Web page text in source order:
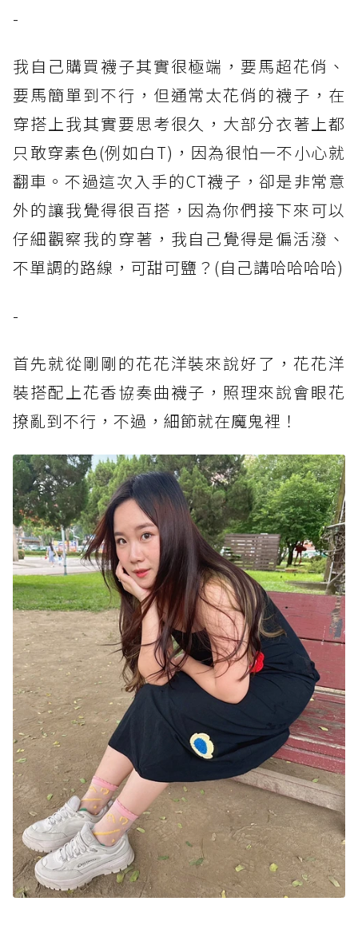
-
我自己購買襪子其實很極端，要馬超花俏、
要馬簡單到不行，但通常太花俏的襪子，在
穿搭上我其實要思考很久，大部分衣著上都
只敢穿素色(例如白T)，因為很怕一不小心就
翻車。不過這次入手的CT襪子，卻是非常意
外的讓我覺得很百搭，因為你們接下來可以
仔細觀察我的穿著，我自己覺得是偏活潑、
不單調的路線，可甜可鹽？(自己講哈哈哈哈)
-
首先就從剛剛的花花洋裝來說好了，花花洋
裝搭配上花香協奏曲襪子，照理來說會眼花
撩亂到不行，不過，細節就在魔鬼裡！